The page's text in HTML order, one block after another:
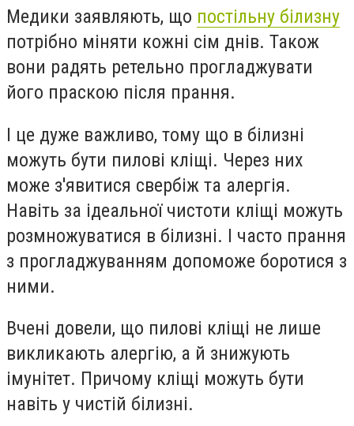
Медики заявляють, що постільну білизну
потрібно міняти кожні сім днів. Також
вони радять ретельно прогладжувати
його праскою після прання.
І це дуже важливо, тому що в білизні
можуть бути пилові кліщі. Через них
може з'явитися свербіж та алергія.
Навіть за ідеальної чистоти кліщі можуть
розмножуватися в білизні. І часто прання
з прогладжуванням допоможе боротися з
ними.
Вчені довели, що пилові кліщі не лише
викликають алергію, а й знижують
імунітет. Причому кліщі можуть бути
навіть у чистій білизні.